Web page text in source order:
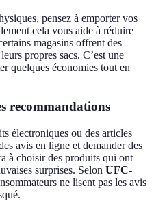
pensez à emporter vos
cela vous aide à réduire
magasins offrent des
propres sacs. C’est une
quelques économies tout en
recommandations
électroniques ou des articles
avis en ligne et demander des
à choisir des produits qui ont
surprises. Selon UFC-
ne lisent pas les avis